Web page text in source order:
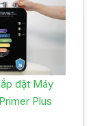
đặt Máy
Plus